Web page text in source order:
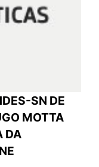
SN DE
MOTTA
DA